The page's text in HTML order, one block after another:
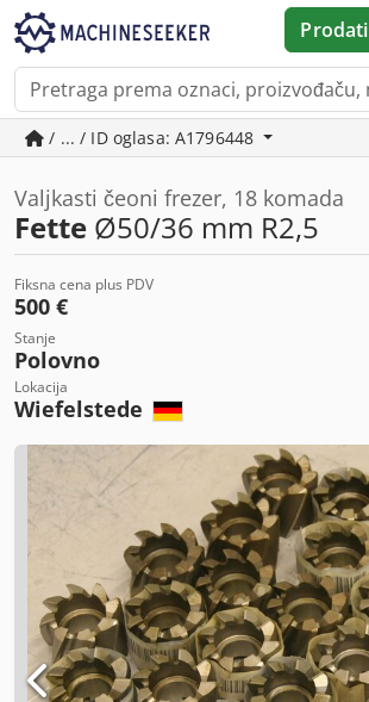
Prodati
/ ... / ID oglasa: A1796448
Valjkasti čeoni frezer, 18 komada
Fette Ø50/36 mm R2,5
Fiksna cena plus PDV
500 €
Stanje
Polovno
Lokacija
Wiefelstede